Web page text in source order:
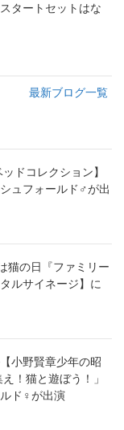
タートセットはな
最新ブログ一覧
ドコレクション】
ュフォールド♂が出
猫の日『ファミリー
ルサイネージ】に
小野賢章少年の昭
！猫と遊ぼう！」
ド♀が出演